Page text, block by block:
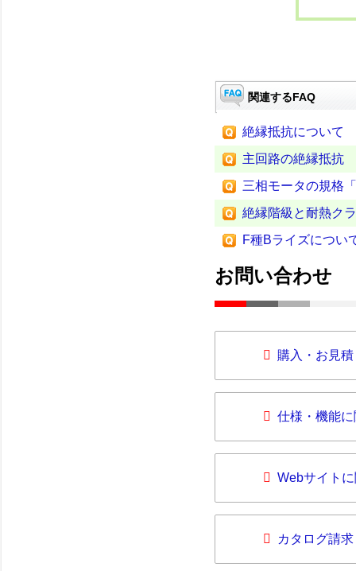
関連するFAQ
絶縁抵抗について
主回路の絶縁抵抗
三相モータの規格
絶縁階級と耐熱ク
F種Bライズについ
お問い合わせ
購入・お見
仕様・機能
Webサイト
カタログ請求